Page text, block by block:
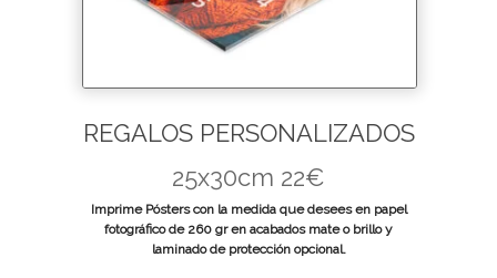
REGALOS PERSONALIZADOS
25x30cm 22€
Imprime Pósters con la medida que desees en papel
fotográfico de 260 gr en acabados mate o brillo y
laminado de protección opcional.